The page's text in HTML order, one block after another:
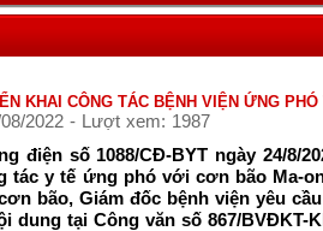
KHAI CÔNG TÁC BỆNH VIỆN ỨNG
2022 - Lượt xem: 1987
điện số 1088/CĐ-BYT ngày 24/8/
tác y tế ứng phó với cơn bão Ma-
bão, Giám đốc bệnh viện yêu
dung tại Công văn số 867/BVĐKT-